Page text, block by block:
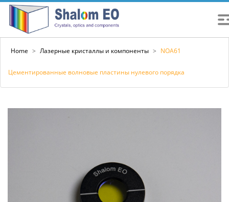
Home > Лазерные кристаллы и компоненты > NOA61
Цементированные волновые пластины нулевого порядка